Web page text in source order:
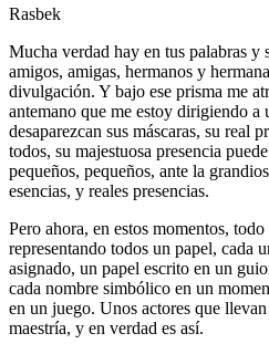
Rasbek
Mucha verdad hay en tus palabras y
amigos, amigas, hermanos y
divulgación. Y bajo ese prisma me
antemano que me estoy dirigiendo
desaparezcan sus máscaras, su real
todos, su majestuosa presencia
pequeños, pequeños, ante la
esencias, y reales presencias.
Pero ahora, en estos momentos,
representando todos un papel, cada
asignado, un papel escrito en un
cada nombre simbólico en un
en un juego. Unos actores que
maestría, y en verdad es así.